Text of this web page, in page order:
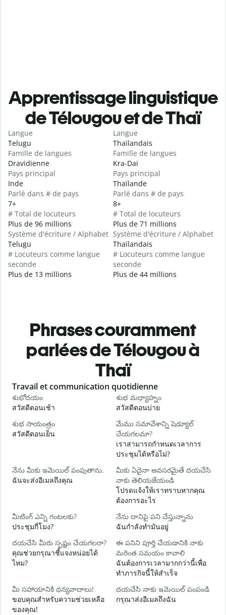
Apprentissage linguistique
de Télougou et de Thaï
Langue
Telugu
Famille de langues
Dravidienne
Pays principal
Inde
Parlé dans # de pays
7+
# Total de locuteurs
Plus de 96 millions
Système d'écriture / Alphabet
Telugu
# Locuteurs comme langue
seconde
Plus de 13 millions
Langue
Thaïlandais
Famille de langues
Kra-Dai
Pays principal
Thaïlande
Parlé dans # de pays
8+
# Total de locuteurs
Plus de 71 millions
Système d'écriture / Alphabet
Thaïlandais
# Locuteurs comme langue
seconde
Plus de 44 millions
Phrases couramment
parlées de Télougou à
Thaï
Slide 1 of 6
Travail et communication quotidienne
శుభోదయం
สวัสดีตอนเช้า
శుభ మధ్యాహ్నం
สวัสดีตอนบ่าย
శుభ సాయంత్రం
สวัสดีตอนเย็น
మేము సమావేశాన్ని షెడ్యూల్
చేయగలమా?
เราสามารถกำหนดเวลาการ
ประชุมได้หรือไม่?
నేను మీకు ఇమెయిల్ పంపుతాను.
ฉันจะส่งอีเมลถึงคุณ
మీకు ఏదైనా అవసరమైతే దయచేసి
నాకు తెలియజేయండి
โปรดแจ้งให้เราทราบหากคุณ
ต้องการอะไร
మీటింగ్ ఎన్ని గంటలకు?
ประชุมกี่โมง?
నేను దానిపై పని చేస్తున్నాను
ฉันกำลังทำมันอยู่
దయచేసి మీరు స్పష్టం చేయగలరా?
คุณช่วยกรุณาชี้แจงหน่อยได้
ไหม?
ఈ పనిని పూర్తి చేయడానికి నాకు
మరింత సమయం కావాలి
ฉันต้องการเวลามากกว่านี้เพื่อ
ทำภารกิจนี้ให้สำเร็จ
మీ సహాయానికి ధన్యవాదాలు!
ขอบคุณสำหรับความช่วยเหลือ
ของคุณ!
దయచేసి నాకు ఇమెయిల్ పంపండి
กรุณาส่งอีเมลถึงฉัน